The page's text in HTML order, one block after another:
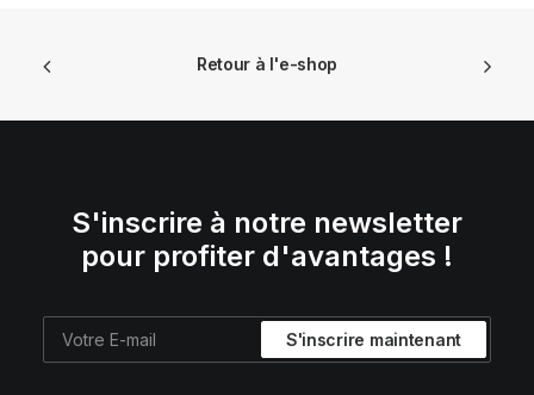
Retour à l'e-shop
S'inscrire à notre newsletter
pour profiter d'avantages !